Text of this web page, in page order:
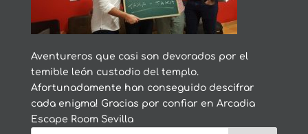
Aventureros que casi son devorados por el
temible león custodio del templo.
Afortunadamente han conseguido descifrar
cada enigma! Gracias por confiar en Arcadia
Escape Room Sevilla